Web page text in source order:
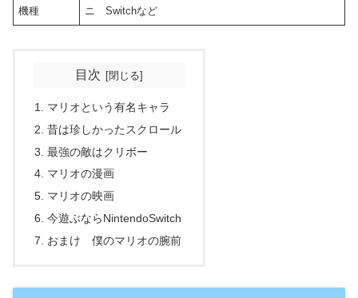
機種
ニ Switchなど
目次
マリオという有名キャラ
昔は珍しかったスクロール
最強の敵はクリボー
マリオの漫画
マリオの映画
今遊ぶならNintendoSwitch
おまけ 僕のマリオの腕前